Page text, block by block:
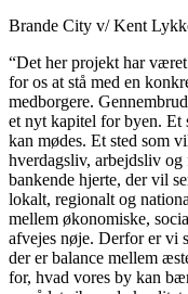
Brande City v/ Kent
“Det her projekt har
for os at stå med en
medborgere.
et nyt kapitel for byen. Et
kan mødes. Et sted som
hverdagsliv, arbejdsliv
bankende hjerte, der vil
lokalt, regionalt og
mellem økonomiske,
afvejes nøje. Derfor er vi
der er balance mellem
for, hvad vores by kan